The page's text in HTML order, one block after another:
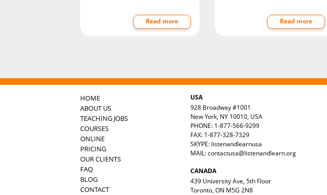
Read more Read more
HOME
ABOUT US
TEACHING JOBS
COURSES
ONLINE
PRICING
OUR CLIENTS
FAQ
BLOG
CONTACT
USA
928 Broadway #1001
New York, NY 10010, USA
PHONE: 1-877-566-9299
FAX: 1-877-328-7329
SKYPE: listenandlearnusa
MAIL:contactusa@listenandlearn.org
CANADA
439 University Ave, 5th Floor
Toronto, ON M5G 2N8